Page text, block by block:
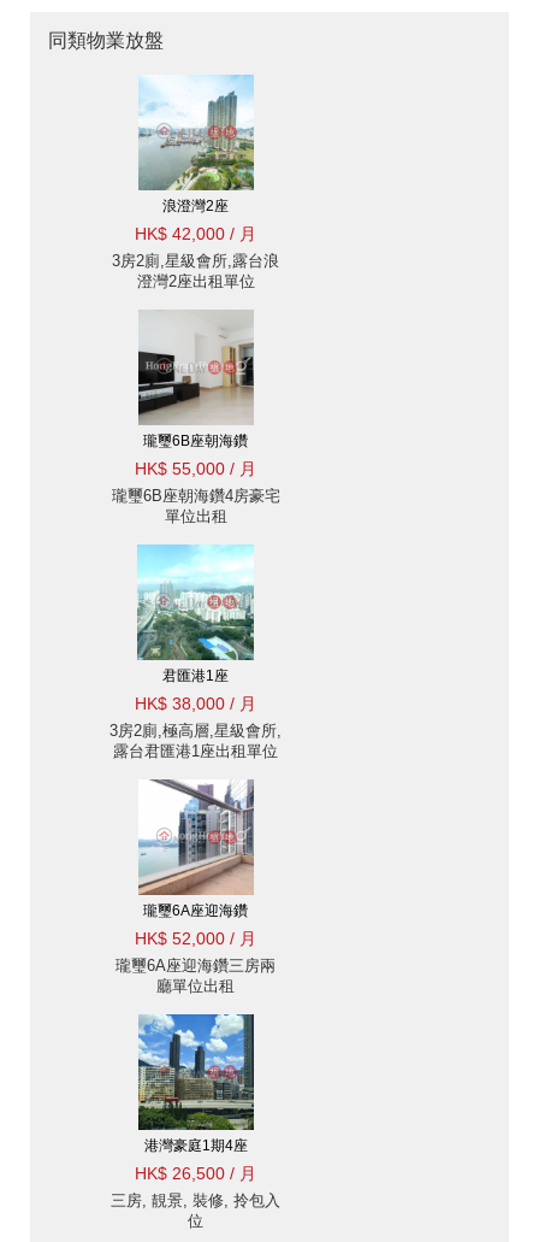
同類物業放盤
浪澄灣2座
HK$ 42,000 / 月
3房2廁,星級會所,露台浪
澄灣2座出租單位
瓏璽6B座朝海鑽
HK$ 55,000 / 月
瓏璽6B座朝海鑽4房豪宅
單位出租
君匯港1座
HK$ 38,000 / 月
3房2廁,極高層,星級會所,
露台君匯港1座出租單位
瓏璽6A座迎海鑽
HK$ 52,000 / 月
瓏璽6A座迎海鑽三房兩
廳單位出租
港灣豪庭1期4座
HK$ 26,500 / 月
三房, 靚景, 裝修, 拎包入
位